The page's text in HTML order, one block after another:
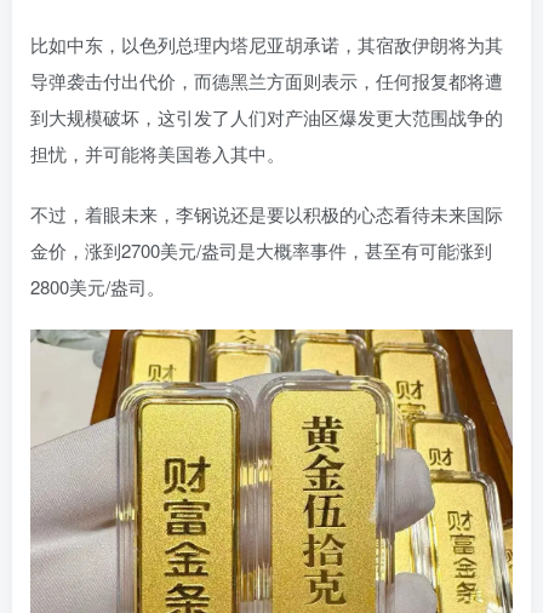
比如中东，以色列总理内塔尼亚胡承诺，其宿敌伊朗将为其
导弹袭击付出代价，而德黑兰方面则表示，任何报复都将遭
到大规模破坏，这引发了人们对产油区爆发更大范围战争的
担忧，并可能将美国卷入其中。
不过，着眼未来，李钢说还是要以积极的心态看待未来国际
金价，涨到2700美元/盎司是大概率事件，甚至有可能涨到
2800美元/盎司。